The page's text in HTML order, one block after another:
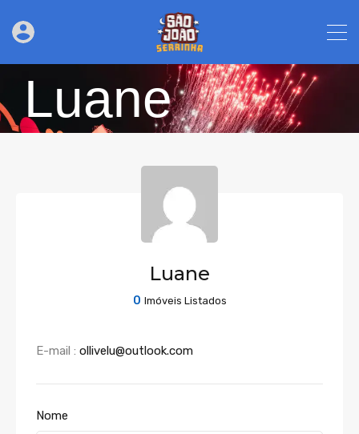
Luane
Luane
0 Imóveis Listados
E-mail : ollivelu@outlook.com
Nome